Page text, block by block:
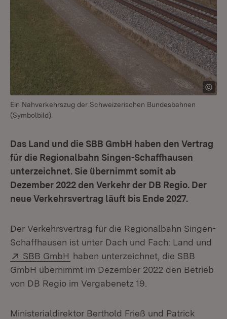
Ein Nahverkehrszug der Schweizerischen Bundesbahnen
(Symbolbild).
Das Land und die SBB GmbH haben den Vertrag
für die Regionalbahn Singen-Schaffhausen
unterzeichnet. Sie übernimmt somit ab
Dezember 2022 den Verkehr der DB Regio. Der
neue Verkehrsvertrag läuft bis Ende 2027.
Der Verkehrsvertrag für die Regionalbahn Singen-
Schaffhausen ist unter Dach und Fach: Land und
Extern:
SBB GmbH (Öffnet in neuem Fenster)
haben unterzeichnet, die SBB
GmbH übernimmt im Dezember 2022 den Betrieb
von DB Regio im Vergabenetz 19.
Ministerialdirektor Berthold Frieß und Patrick